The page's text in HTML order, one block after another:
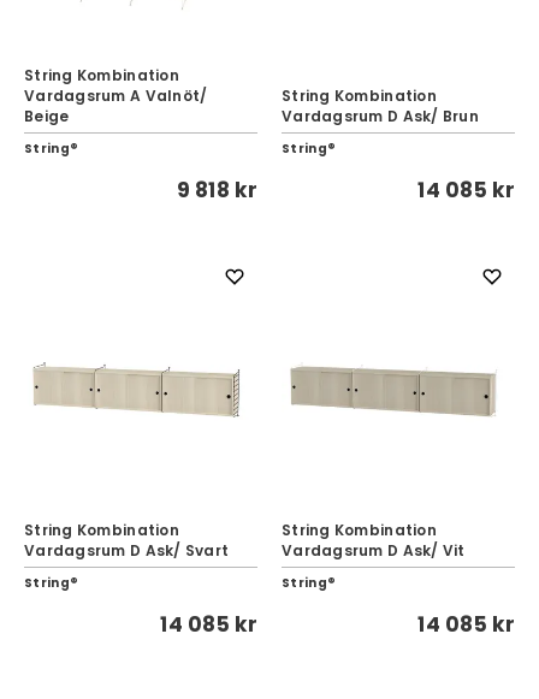
String Kombination
Vardagsrum A Valnöt/
Beige
String®
9 818 kr
String Kombination
Vardagsrum D Ask/ Brun
String®
14 085 kr
String Kombination
Vardagsrum D Ask/ Svart
String®
14 085 kr
String Kombination
Vardagsrum D Ask/ Vit
String®
14 085 kr